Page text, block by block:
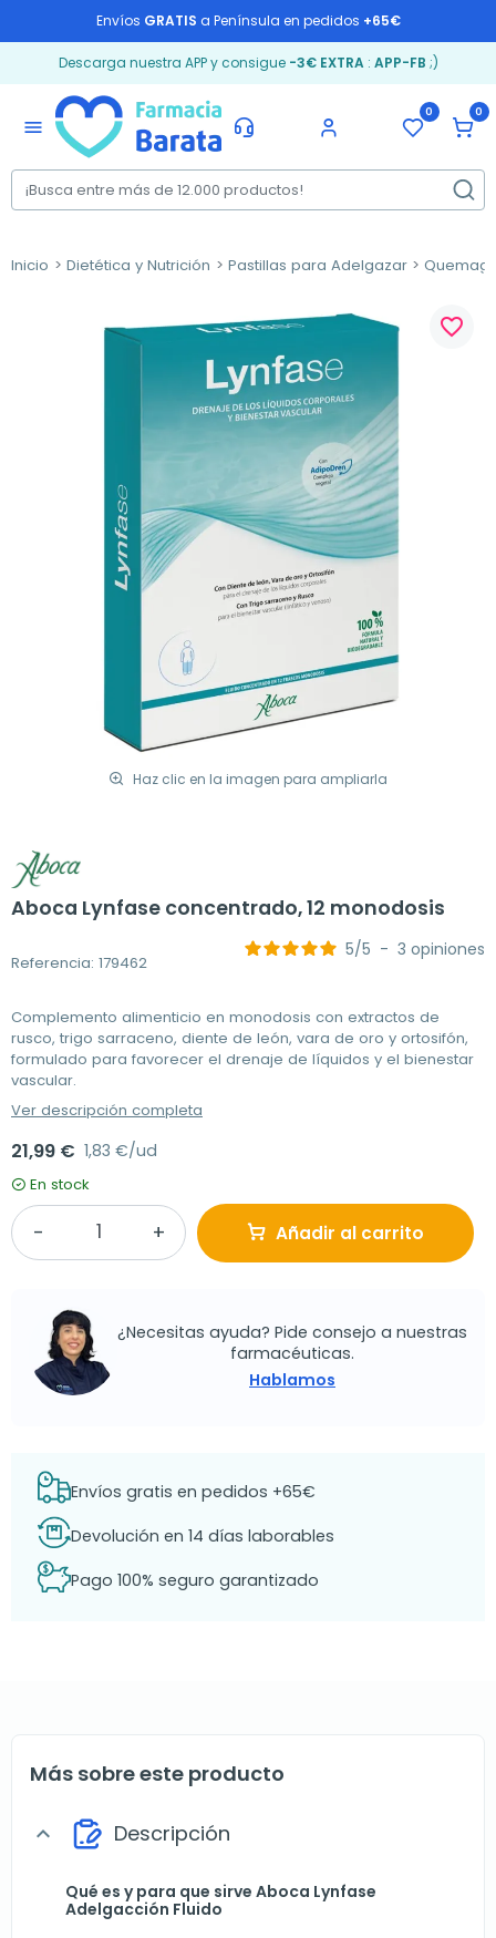
Envíos GRATIS a Península en pedidos +65€
Descarga nuestra APP y consigue -3€ EXTRA: APP-FB ;)
menu
0 0
Inicio Dietética y Nutrición Pastillas para Adelgazar
Haz clic en la imagen para ampliarla
favorite_border
Aboca Lynfase concentrado, 12 monodosis
Referencia: 179462
5/5 - 3 opiniones
Complemento alimenticio en monodosis con extractos de
rusco, trigo sarraceno, diente de león, vara de oro y ortosifón,
formulado para favorecer el drenaje de líquidos y el bienestar
vascular.
Ver descripción completa
21,99 € 1,83 €/ud
En stock
Añadir al carrito
¿Necesitas ayuda? Pide consejo a nuestras
farmacéuticas.
Hablamos
Envíos gratis en pedidos +65€
Devolución en 14 días laborables
Pago 100% seguro garantizado
Más sobre este producto
expand_more Descripción
Qué es y para que sirve Aboca Lynfase
Adelgacción Fluido